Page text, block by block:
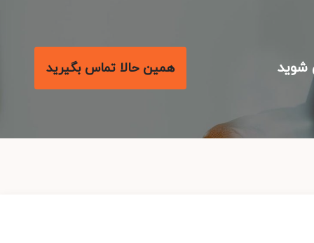
همین حالا تماس بگیرید